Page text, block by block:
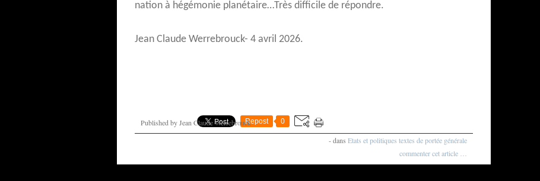
nation à hégémonie planétaire…Très difficile de répondre.
Jean Claude Werrebrouck- 4 avril 2026.
Repost 0
Published by Jean Claude Werrebrouck
-dans Etats et politiques textes de portée générale
commenter cet article